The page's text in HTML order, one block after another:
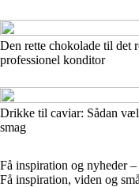
Den rette chokolade til det
professionel konditor
Drikke til caviar: Sådan
smag
Få inspiration og nyheder
Få inspiration, viden og